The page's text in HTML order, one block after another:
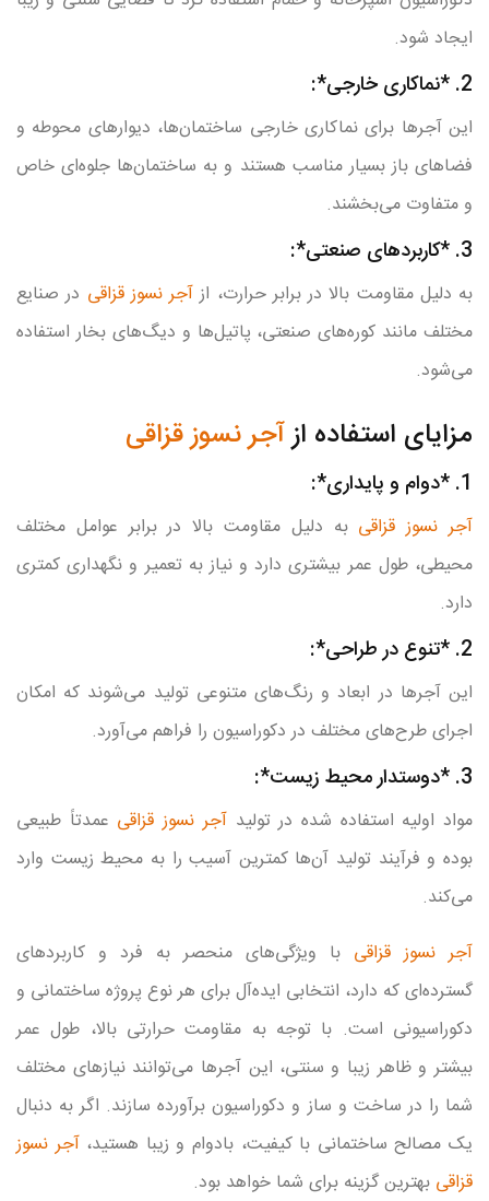
ایجاد شود.
2. *نماکاری خارجی*:
این آجرها برای نماکاری خارجی ساختمان‌ها، دیوارهای محوطه و
فضاهای باز بسیار مناسب هستند و به ساختمان‌ها جلوه‌ای خاص
و متفاوت می‌بخشند.
3. *کاربردهای صنعتی*:
به دلیل مقاومت بالا در برابر حرارت، ازآجر نسوز قزاقی در صنایع
مختلف مانند کوره‌های صنعتی، پاتیل‌ها و دیگ‌های بخار استفاده
می‌شود.
مزایای استفاده ازآجر نسوز قزاقی
1. *دوام و پایداری*:
آجر نسوز قزاقی به دلیل مقاومت بالا در برابر عوامل مختلف
محیطی، طول عمر بیشتری دارد و نیاز به تعمیر و نگهداری کمتری
دارد.
2. *تنوع در طراحی*:
این آجرها در ابعاد و رنگ‌های متنوعی تولید می‌شوند که امکان
اجرای طرح‌های مختلف در دکوراسیون را فراهم می‌آورد.
3. *دوستدار محیط زیست*:
مواد اولیه استفاده شده در تولید آجر نسوز قزاقی عمدتاً طبیعی
بوده و فرآیند تولید آن‌ها کمترین آسیب را به محیط زیست وارد
می‌کند.
آجر نسوز قزاقی با ویژگی‌های منحصر به فرد و کاربردهای
گسترده‌ای که دارد، انتخابی ایده‌آل برای هر نوع پروژه ساختمانی و
دکوراسیونی است. با توجه به مقاومت حرارتی بالا، طول عمر
بیشتر و ظاهر زیبا و سنتی، این آجرها می‌توانند نیازهای مختلف
شما را در ساخت و ساز و دکوراسیون برآورده سازند. اگر به دنبال
یک مصالح ساختمانی با کیفیت، بادوام و زیبا هستید، آجر نسوز
قزاقی بهترین گزینه برای شما خواهد بود.